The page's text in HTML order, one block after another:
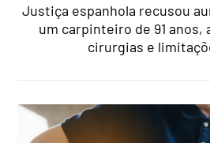
Justiça espanhola recusou
um carpinteiro de 91 anos,
cirurgias e